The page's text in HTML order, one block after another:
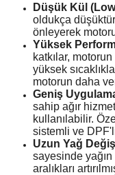
Düşük Kül
oldukça
önleyerek
Yüksek
katkılar,
yüksek
motorun daha
Geniş
sahip ağır
kullanılabilir.
sistemli ve
Uzun Yağ
sayesinde
aralıkları